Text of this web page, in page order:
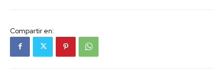
Compartir en: